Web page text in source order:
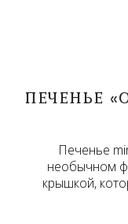
ПЕЧЕНЬЕ
Печенье
необычном
крышкой,